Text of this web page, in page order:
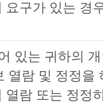
요구가 있는 경
있는 귀하의
열람 및 정정을
열람 또는 정정